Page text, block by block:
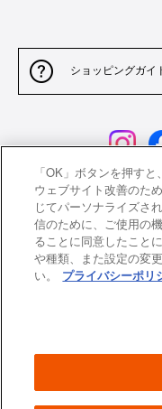
ショッピングガイ
サイトポリシー
並行輸入品について
返品について
よくあるご質問
「OK」ボタンを押す
ウェブサイト改善のた
じてパーソナライズさ
信のために、ご使用の
ることに同意したこと
や種類、また設定の変
い。
プライバシーポリ